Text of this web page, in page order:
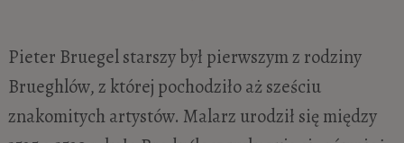
Pieter Bruegel starszy był pierwszym z rodziny
Brueghlów, z której pochodziło aż sześciu
znakomitych artystów. Malarz urodził się między